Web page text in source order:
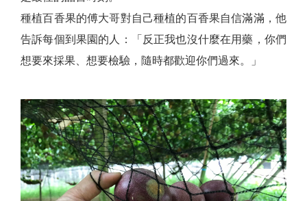
種植百香果的傅大哥對自己種植的百香果自信滿滿，他
告訴每個到果園的人：「反正我也沒什麼在用藥，你們
想要來採果、想要檢驗，隨時都歡迎你們過來。」